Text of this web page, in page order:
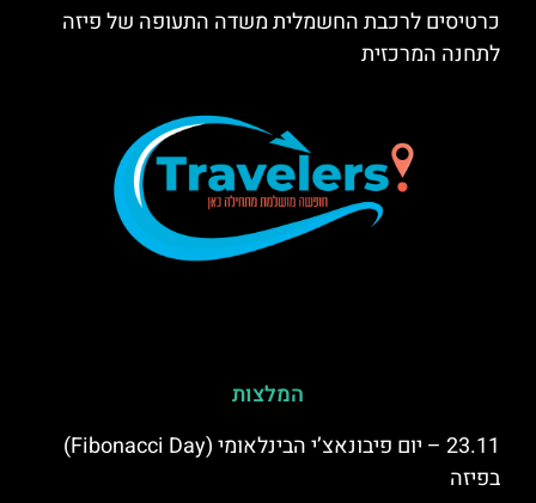
כרטיסים לרכבת החשמלית משדה התעופה של פיזה
לתחנה המרכזית
המלצות
23.11 – יום פיבונאצ’י הבינלאומי (Fibonacci Day)
בפיזה